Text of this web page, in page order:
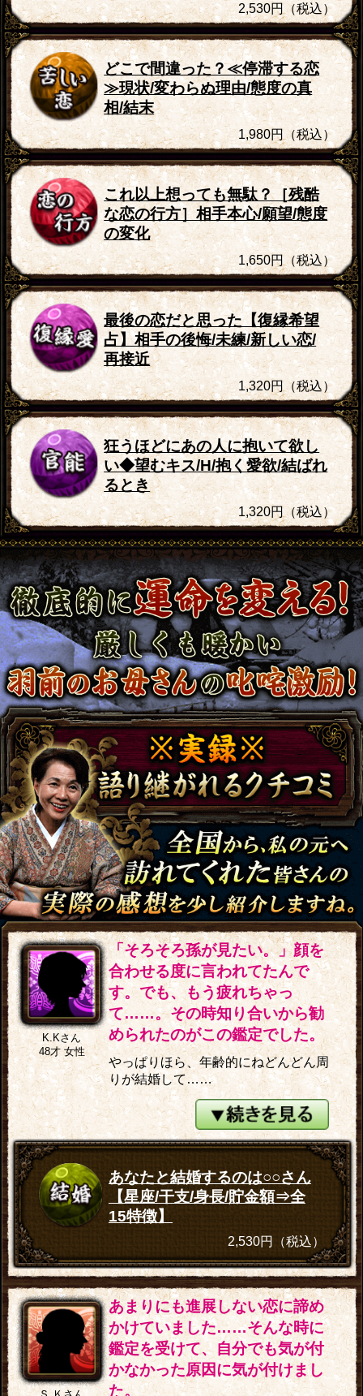
2,530円（税込）
どこで間違った？≪停滞する恋
≫現状/変わらぬ理由/態度の真
相/結末
1,980円（税込）
これ以上想っても無駄？［残酷
な恋の行方］相手本心/願望/態度
の変化
1,650円（税込）
最後の恋だと思った【復縁希望
占】相手の後悔/未練/新しい恋/
再接近
1,320円（税込）
狂うほどにあの人に抱いて欲し
い◆望むキス/H/抱く愛欲/結ばれ
るとき
1,320円（税込）
K.Kさん
48才 女性
「そろそろ孫が見たい。」顔を
合わせる度に言われてたんで
す。でも、もう疲れちゃっ
て……。その時知り合いから勧
められたのがこの鑑定でした。
やっぱりほら、年齢的にねどんどん周
りが結婚して……
あなたと結婚するのは○○さん
【星座/干支/身長/貯金額⇒全
15特徴】
2,530円（税込）
あまりにも進展しない恋に諦め
かけていました……そんな時に
鑑定を受けて、自分でも気が付
かなかった原因に気が付けまし
た。